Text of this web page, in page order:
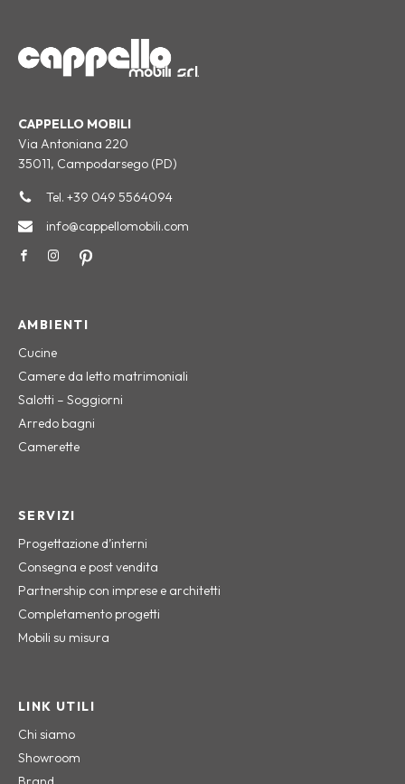
CAPPELLO MOBILI
Via Antoniana 220
35011, Campodarsego (PD)
Tel. +39 049 5564094
info@cappellomobili.com
AMBIENTI
Cucine
Camere da letto matrimoniali
Salotti – Soggiorni
Arredo bagni
Camerette
SERVIZI
Progettazione d’interni
Consegna e post vendita
Partnership con imprese e architetti
Completamento progetti
Mobili su misura
LINK UTILI
Chi siamo
Showroom